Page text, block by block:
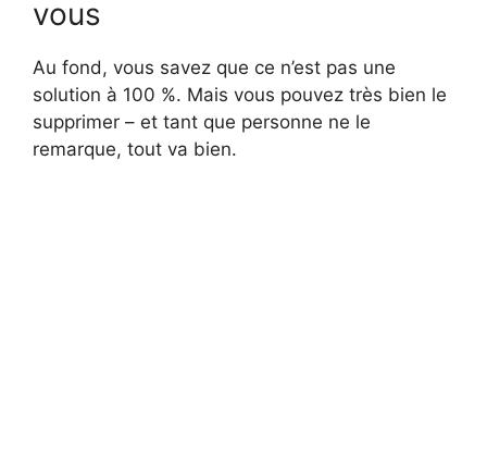
vous
Au fond, vous savez que ce n’est pas une
solution à 100 %. Mais vous pouvez très bien le
supprimer – et tant que personne ne le
remarque, tout va bien.